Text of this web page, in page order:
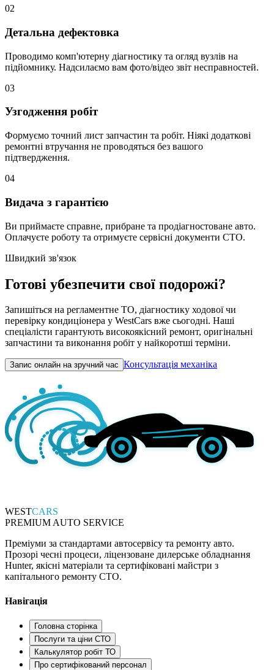
02
Детальна дефектовка
Проводимо комп'ютерну діагностику та огляд вузлів на
підйомнику. Надсилаємо вам фото/відео звіт несправностей.
03
Узгодження робіт
Формуємо точний лист запчастин та робіт. Ніякі додаткові
ремонтні втручання не проводяться без вашого
підтвердження.
04
Видача з гарантією
Ви приймаєте справне, прибране та продіагностоване авто.
Оплачуєте роботу та отримуєте сервісні документи СТО.
Швидкий зв'язок
Готові убезпечити свої подорожі?
Запишіться на регламентне ТО, діагностику ходової чи
перевірку кондиціонера у WestCars вже сьогодні. Наші
спеціалісти гарантують високоякісний ремонт, оригінальні
запчастини та виконання робіт у найкоротші терміни.
Запис онлайн на зручний час Консультація механіка
WESTCARS
PREMIUM AUTO SERVICE
Преміуми за стандартами автосервісу та ремонту авто.
Прозорі чесні процеси, ліцензоване дилерське обладнання
Hunter, якісні матеріали та сертифіковані майстри з
капітального ремонту СТО.
Навігація
Головна сторінка
Послуги та ціни СТО
Калькулятор робіт ТО
Про сертифікований персонал